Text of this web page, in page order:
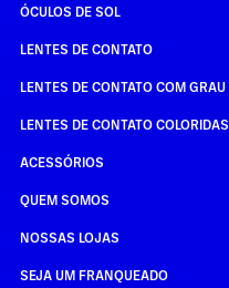
ÓCULOS DE SOL
LENTES DE CONTATO
LENTES DE CONTATO COM GRAU
LENTES DE CONTATO COLORIDAS
ACESSÓRIOS
QUEM SOMOS
NOSSAS LOJAS
SEJA UM FRANQUEADO